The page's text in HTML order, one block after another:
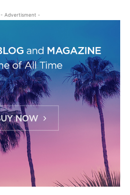
- Advertisment -